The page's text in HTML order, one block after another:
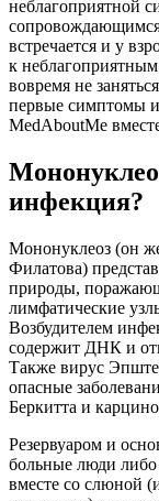
неблагоприятной
встречается и у
к неблагоприятным
вовремя не
первые симптомы
MedAboutMe
инфекция?
Мононуклеоз (он
Филатова)
природы,
лимфатические
Возбудителем
содержит ДНК и
Также вирус
опасные
Беркитта и
Резервуаром и
больные люди
вместе со слюной